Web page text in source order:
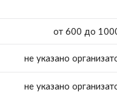
от 600 до
не указано
не указано